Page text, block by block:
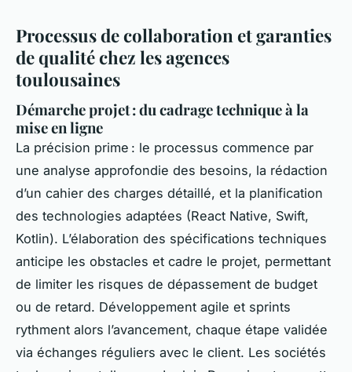
Processus de collaboration et garanties
de qualité chez les agences
toulousaines
Démarche projet : du cadrage technique à la
mise en ligne
La précision prime : le processus commence par
une analyse approfondie des besoins, la rédaction
d’un cahier des charges détaillé, et la planification
des technologies adaptées (React Native, Swift,
Kotlin). L’élaboration des spécifications techniques
anticipe les obstacles et cadre le projet, permettant
de limiter les risques de dépassement de budget
ou de retard. Développement agile et sprints
rythment alors l’avancement, chaque étape validée
via échanges réguliers avec le client. Les sociétés